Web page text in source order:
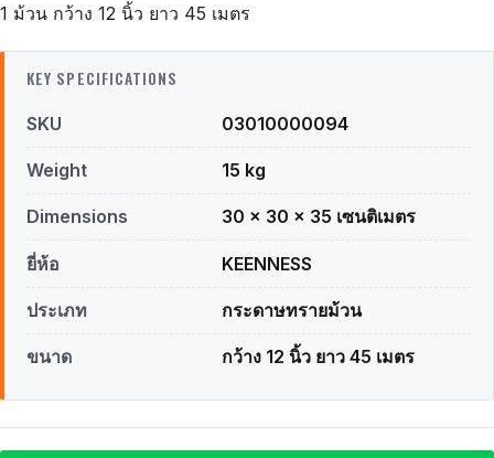
1 ม้วน กว้าง 12 นิ้ว ยาว 45 เมตร
KEY SPECIFICATIONS
SKU 03010000094
Weight 15 kg
Dimensions 30 × 30 × 35 เซนติเมตร
ยี่ห้อ KEENNESS
ประเภท กระดาษทรายม้วน
ขนาด กว้าง 12 นิ้ว ยาว 45 เมตร